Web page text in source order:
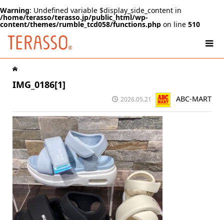
Warning: Undefined variable $display_side_content in
/home/terasso/terasso.jp/public_html/wp-
content/themes/rumble_tcd058/functions.php on line 510
IMG_0186[1]
2026.05.21 ABC-MART